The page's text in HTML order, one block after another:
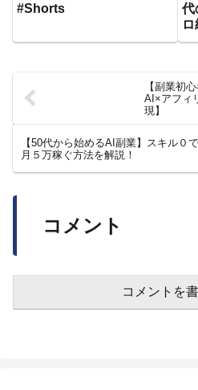
#Shorts
代
初
業
【副業初
AI×アフィ
現】
【50代から始めるAI副業】スキル０
月５万稼ぐ方法を解説！
コメント
コメントを